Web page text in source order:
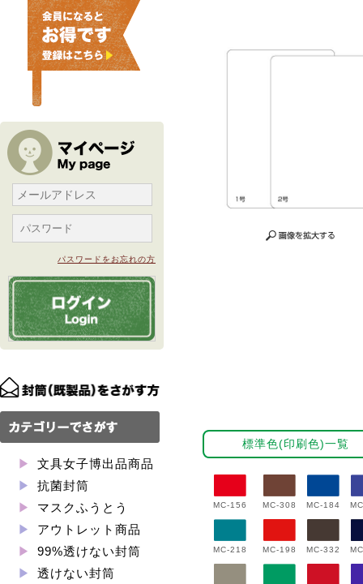
パスワードをお忘れの方
文具女子博出品商品
抗菌封筒
マスクふうとう
アウトレット商品
99%透けない封筒
透けない封筒
標準色(印刷色)一覧
MC-156 MC-308 MC-184
MC-218 MC-198 MC-332